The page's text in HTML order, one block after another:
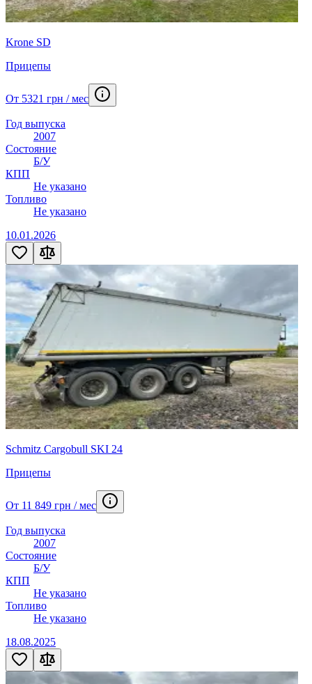
Krone SD
Прицепы
От 5321 грн / мес
Год выпуска
2007
Состояние
Б/У
КПП
Не указано
Топливо
Не указано
10.01.2026
Schmitz Cargobull SKI 24
Прицепы
От 11 849 грн / мес
Год выпуска
2007
Состояние
Б/У
КПП
Не указано
Топливо
Не указано
18.08.2025